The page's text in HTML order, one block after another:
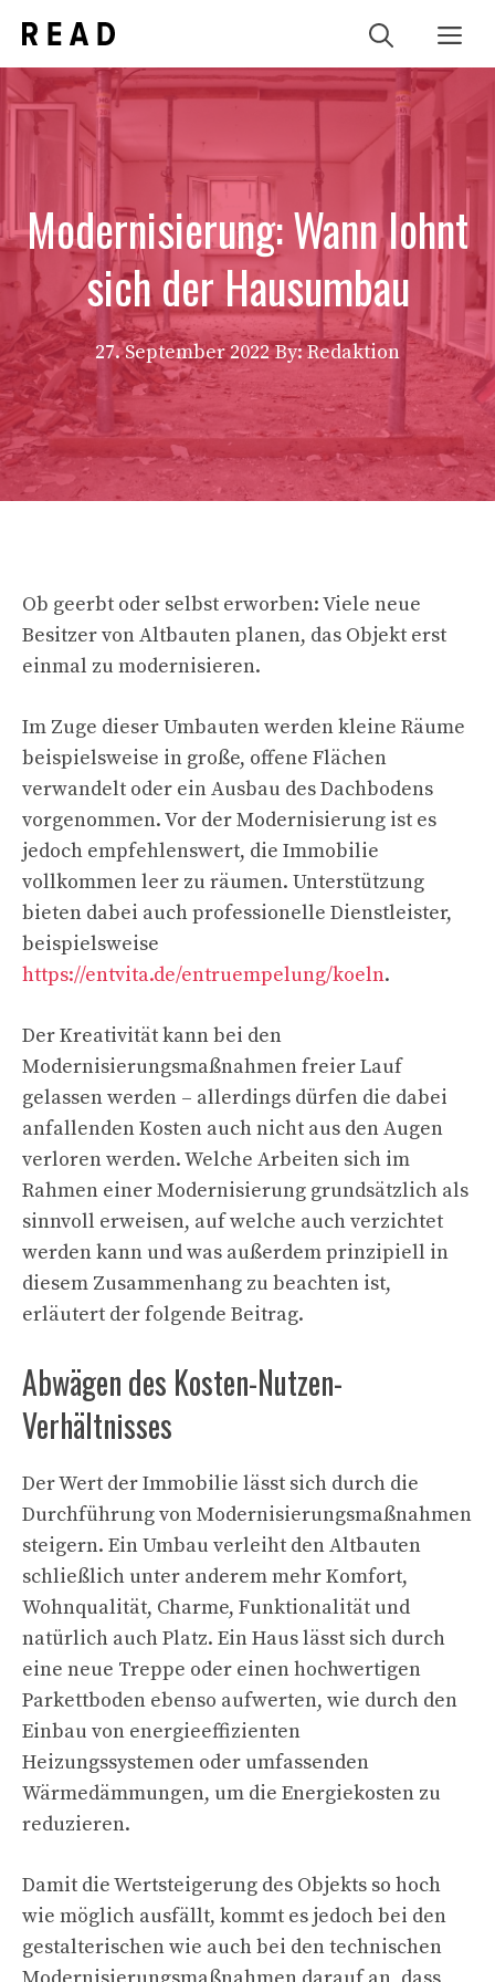
Inhalt
springen
Modernisierung: Wann lohnt
sich der Hausumbau
27. September 2022 By: Redaktion
Ob geerbt oder selbst erworben: Viele neue
Besitzer von Altbauten planen, das Objekt erst
einmal zu modernisieren.
Im Zuge dieser Umbauten werden kleine Räume
beispielsweise in große, offene Flächen
verwandelt oder ein Ausbau des Dachbodens
vorgenommen. Vor der Modernisierung ist es
jedoch empfehlenswert, die Immobilie
vollkommen leer zu räumen. Unterstützung
bieten dabei auch professionelle Dienstleister,
beispielsweise
https://entvita.de/entruempelung/koeln.
Der Kreativität kann bei den
Modernisierungsmaßnahmen freier Lauf
gelassen werden – allerdings dürfen die dabei
anfallenden Kosten auch nicht aus den Augen
verloren werden. Welche Arbeiten sich im
Rahmen einer Modernisierung grundsätzlich als
sinnvoll erweisen, auf welche auch verzichtet
werden kann und was außerdem prinzipiell in
diesem Zusammenhang zu beachten ist,
erläutert der folgende Beitrag.
Abwägen des Kosten-Nutzen-
Verhältnisses
Der Wert der Immobilie lässt sich durch die
Durchführung von Modernisierungsmaßnahmen
steigern. Ein Umbau verleiht den Altbauten
schließlich unter anderem mehr Komfort,
Wohnqualität, Charme, Funktionalität und
natürlich auch Platz. Ein Haus lässt sich durch
eine neue Treppe oder einen hochwertigen
Parkettboden ebenso aufwerten, wie durch den
Einbau von energieeffizienten
Heizungssystemen oder umfassenden
Wärmedämmungen, um die Energiekosten zu
reduzieren.
Damit die Wertsteigerung des Objekts so hoch
wie möglich ausfällt, kommt es jedoch bei den
gestalterischen wie auch bei den technischen